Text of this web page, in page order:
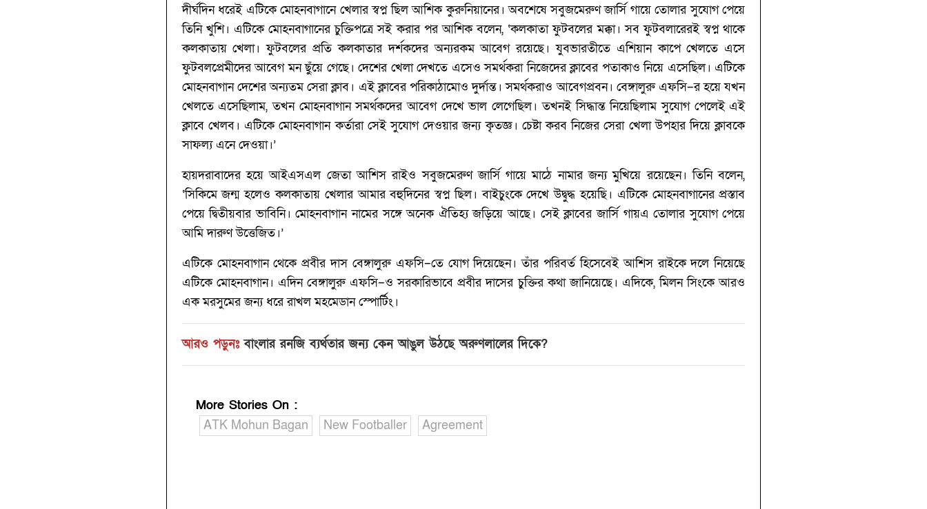
দীর্ঘদিন ধরেই এটিকে মোহনবাগানে খেলার স্বপ্ন ছিল আশিক কুরুনিয়ানের। অবশেষে সবুজমেরুণ জার্সি গায়ে তোলার সুযোগ পেয়ে
তিনি খুশি। এটিকে মোহনবাগানের চুক্তিপত্রে সই করার পর আশিক বলেন, ‘কলকাতা ফুটবলের মক্কা। সব ফুটবলারেরই স্বপ্ন থাকে
কলকাতায় খেলা। ফুটবলের প্রতি কলকাতার দর্শকদের অন্যরকম আবেগ রয়েছে। যুবভারতীতে এশিয়ান কাপে খেলতে এসে
ফুটবলপ্রেমীদের আবেগ মন ছুঁয়ে গেছে। দেশের খেলা দেখতে এসেও সমর্থকরা নিজেদের ক্লাবের পতাকাও নিয়ে এসেছিল। এটিকে
মোহনবাগান দেশের অন্যতম সেরা ক্লাব। এই ক্লাবের পরিকাঠামোও দুর্দান্ত। সমর্থকরাও আবেগপ্রবন। বেঙ্গালুরু এফসি–র হয়ে যখন
খেলতে এসেছিলাম, তখন মোহনবাগান সমর্থকদের আবেগ দেখে ভাল লেগেছিল। তখনই সিদ্ধান্ত নিয়েছিলাম সুযোগ পেলেই এই
ক্লাবে খেলব। এটিকে মোহনবাগান কর্তারা সেই সুযোগ দেওয়ার জন্য কৃতজ্ঞ। চেষ্টা করব নিজের সেরা খেলা উপহার দিয়ে ক্লাবকে
সাফল্য এনে দেওয়া।’‌
হায়দরাবাদের হয়ে আইএসএল জেতা আশিস রাইও সবুজমেরুণ জার্সি গায়ে মাঠে নামার জন্য মুখিয়ে রয়েছেন। তিনি বলেন,
‘‌সিকিমে জন্ম হলেও কলকাতায় খেলার আমার বহুদিনের স্বপ্ন ছিল। বাইচুংকে দেখে উদ্বুদ্ধ হয়েছি। এটিকে মোহনবাগানের প্রস্তাব
পেয়ে দ্বিতীয়বার ভাবিনি। মোহনবাগান নামের সঙ্গে অনেক ঐতিহ্য জড়িয়ে আছে। সেই ক্লাবের জার্সি গায়এ তোলার সুযোগ পেয়ে
আমি দারুণ উত্তেজিত।’‌
এটিকে মোহনবাগান থেকে প্রবীর দাস বেঙ্গালুরু এফসি–তে যোগ দিয়েছেন। তাঁর পরিবর্ত হিসেবেই আশিস রাইকে দলে নিয়েছে
এটিকে মোহনবাগান। এদিন বেঙ্গালুরু এফসি–ও সরকারিভাবে প্রবীর দাসের চুক্তির কথা জানিয়েছে। এদিকে, মিলন সিংকে আরও
এক মরসুমের জন্য ধরে রাখল মহমেডান স্পোর্টিং।
আরও পড়ুনঃ বাংলার রনজি ব্যর্থতার জন্য কেন আঙুল উঠছে অরুণলালের দিকে?‌
More Stories On :
ATK Mohun Bagan
New Footballer Agreement